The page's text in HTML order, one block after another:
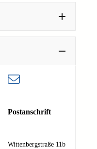
Postanschrift
Wittenbergstraße 11b